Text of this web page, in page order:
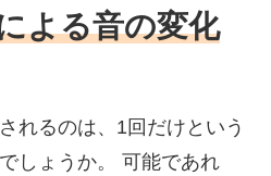
よる音の変化
れるのは、1回だけという
しょうか。 可能であれ